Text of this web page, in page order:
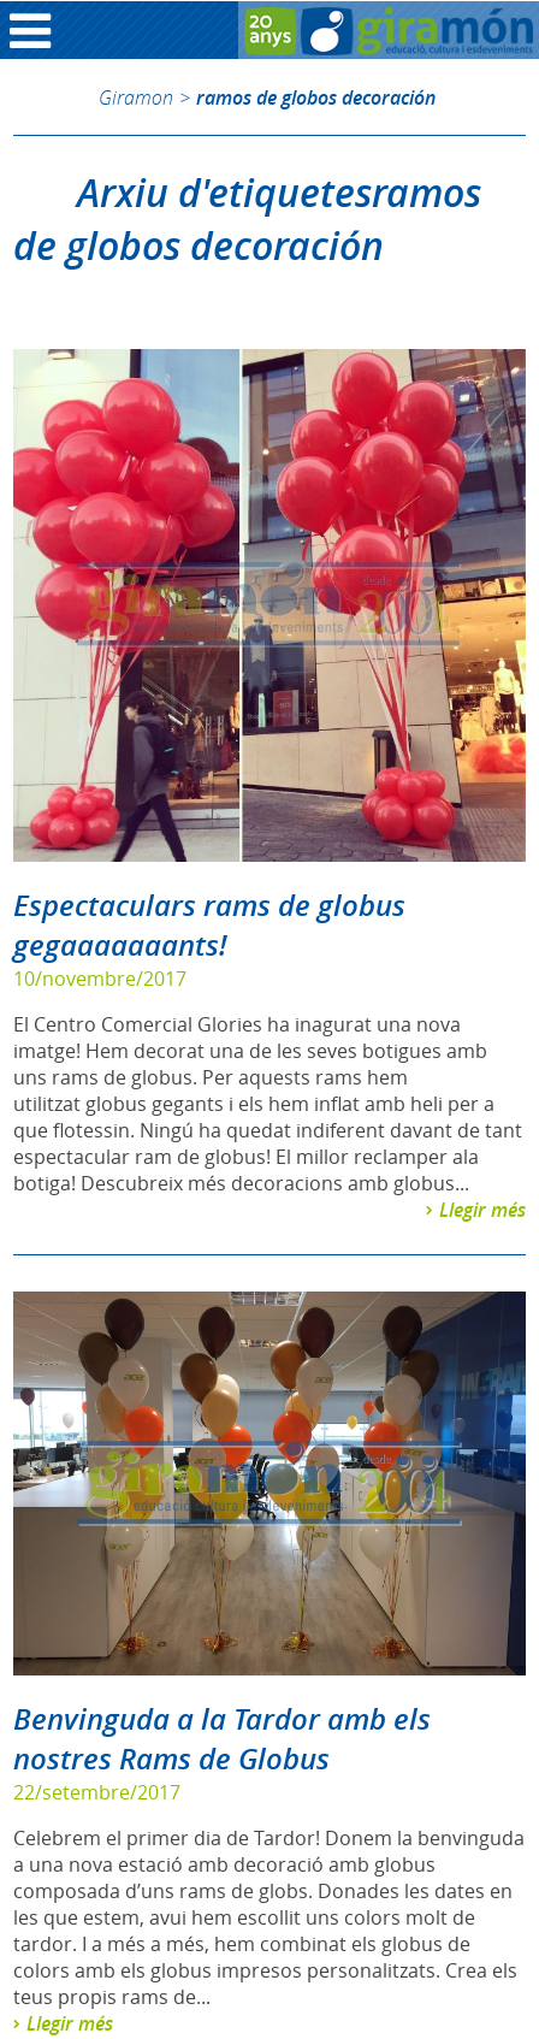
Giramon > ramos de globos decoración
Arxiu d'etiquetesramos
de globos decoración
Espectaculars rams de globus
gegaaaaaaants!
10/novembre/2017
El Centro Comercial Glories ha inagurat una nova
imatge! Hem decorat una de les seves botigues amb
uns rams de globus. Per aquests rams hem
utilitzat globus gegants i els hem inflat amb heli per a
que flotessin. Ningú ha quedat indiferent davant de tant
espectacular ram de globus! El millor reclamper ala
botiga! Descubreix més decoracions amb globus...
Llegir més
Benvinguda a la Tardor amb els
nostres Rams de Globus
22/setembre/2017
Celebrem el primer dia de Tardor! Donem la benvinguda
a una nova estació amb decoració amb globus
composada d’uns rams de globs. Donades les dates en
les que estem, avui hem escollit uns colors molt de
tardor. I a més a més, hem combinat els globus de
colors amb els globus impresos personalitzats. Crea els
teus propis rams de...
Llegir més